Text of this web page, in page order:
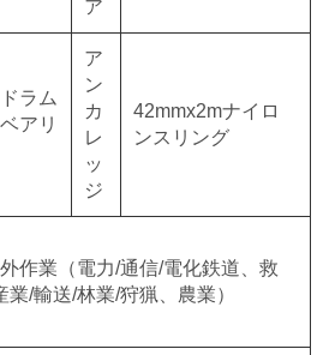
ア
ラム
アリ
ア
ン
カ
レ
ッ
ジ
42mmx2mナイロ
ンスリング
作業（電力/通信/電化鉄道、救
業/輸送/林業/狩猟、農業）